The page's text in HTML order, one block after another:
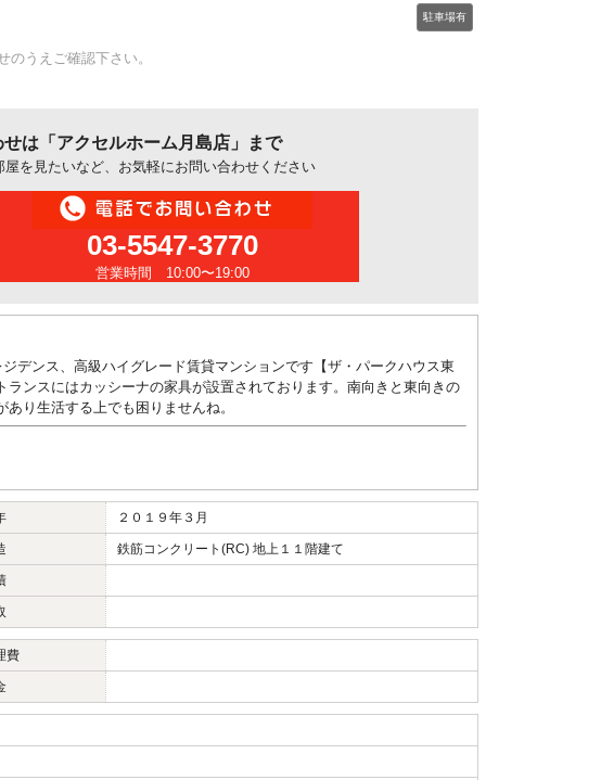
駐車場有
うえご確認下さい。
は「アクセルホーム月島店」まで
を見たいなど、お気軽にお問い合わせください
03-5547-3770
営業時間 10:00〜19:00
デンス、高級ハイグレード賃貸マンションです【ザ・パークハウス東
ンスにはカッシーナの家具が設置されております。南向きと東向きの
り生活する上でも困りませんね。
２０１９年３月
鉄筋コンクリート(RC) 地上１１階建て
費